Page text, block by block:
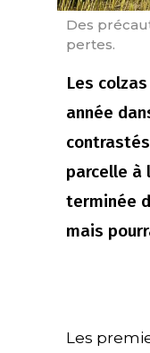
Des
pertes.
Les
année
contrastés
parcelle à
terminée
mais
Les